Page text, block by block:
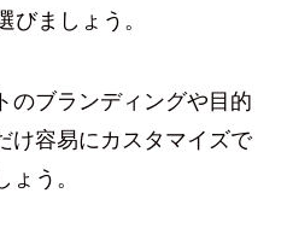
びましょう。
のブランディングや目的
け容易にカスタマイズで
う。